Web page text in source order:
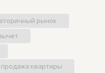
вторичный рынок
продажа квартиры